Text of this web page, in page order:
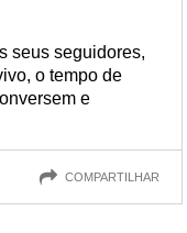
seus seguidores,
o tempo de
e
COMPARTILHAR